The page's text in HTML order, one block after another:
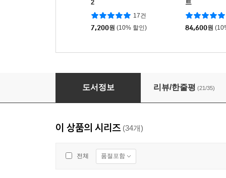
2
17건
7,200원 (10% 할인)
트
84,600원
장송의 프리렌 15
도서정보 리뷰/한줄평 (21/35)
이 상품의 시리즈 (34개)
전체 품절포함